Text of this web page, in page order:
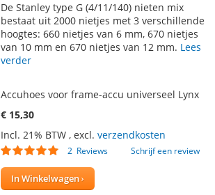
AAN
VERLANGLIJST
TE
VERGELIJKEN
De Stanley type G (4/11/140) nieten mix
bestaat uit 2000 nietjes met 3 verschillende
hoogtes: 660 nietjes van 6 mm, 670 nietjes
van 10 mm en 670 nietjes van 12 mm. Lees
verder
Accuhoes voor frame-accu universeel Lynx
€ 15,30
Incl. 21% BTW , excl. verzendkosten
Waardering:
2 Reviews Schrijf een review
In Winkelwagen